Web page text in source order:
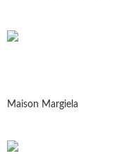
Maison Margiela